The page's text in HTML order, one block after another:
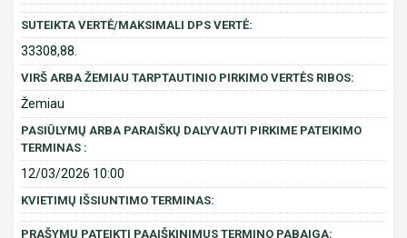
SUTEIKTA VERTĖ/MAKSIMALI DPS VERTĖ:
33308,88.
VIRŠ ARBA ŽEMIAU TARPTAUTINIO PIRKIMO VERTĖS RIBOS:
Žemiau
PASIŪLYMŲ ARBA PARAIŠKŲ DALYVAUTI PIRKIME PATEIKIMO
TERMINAS :
12/03/2026 10:00
KVIETIMŲ IŠSIUNTIMO TERMINAS:
PRAŠYMŲ PATEIKTI PAAIŠKINIMUS TERMINO PABAIGA: